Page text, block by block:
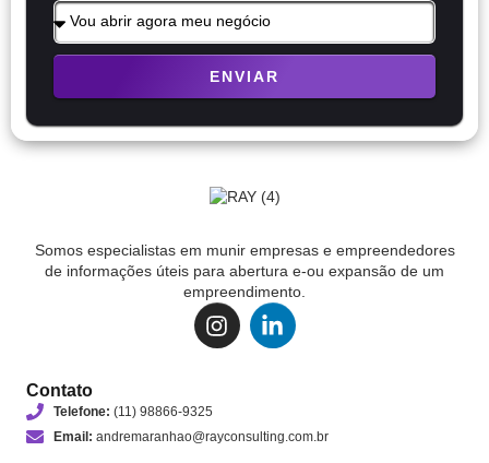
ENVIAR
Somos especialistas em munir empresas e empreendedores
de informações úteis para abertura e-ou expansão de um
empreendimento.
Contato
Telefone: (11) 98866-9325
Email: andremaranhao@rayconsulting.com.br